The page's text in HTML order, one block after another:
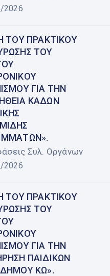
2026
ΤΟΥ ΠΡΑΚΤΙΚΟΎ
ΤΟΥ
ΓΙΑ ΤΗΝ
ΚΆΔΩΝ
Συλ. Οργάνων
2026
ΤΟΥ ΠΡΑΚΤΙΚΟΎ
ΤΟΥ
ΓΙΑ ΤΗΝ
ΠΑΙΔΙΚΏΝ
ΚΩ».